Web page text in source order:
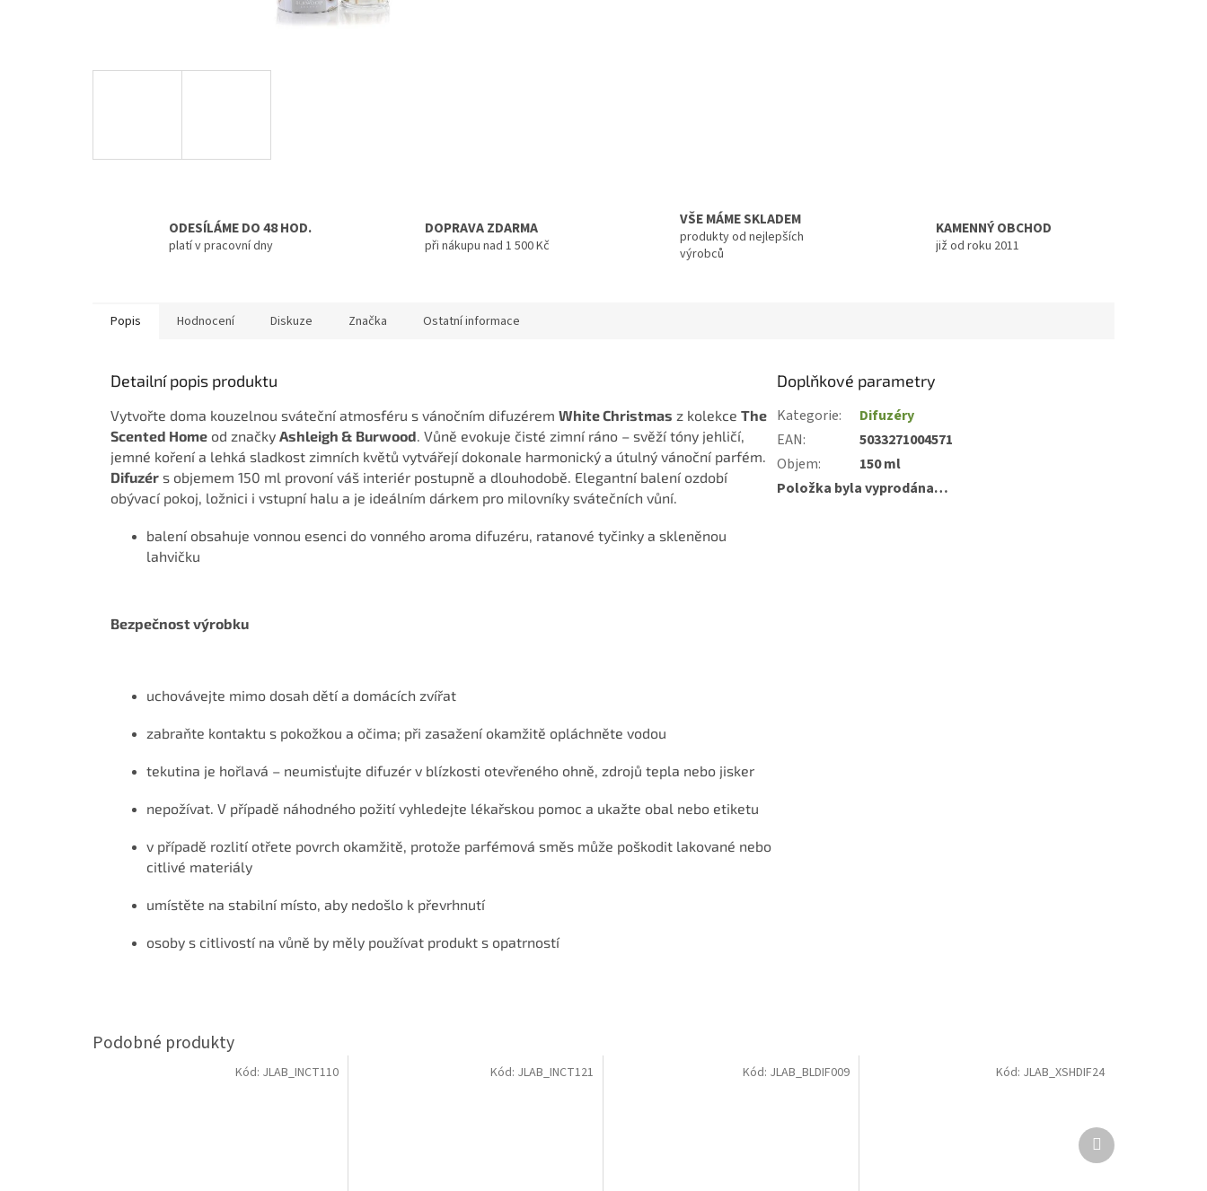
ODESÍLÁME DO 48 HOD.
platí v pracovní dny
DOPRAVA ZDARMA
při nákupu nad 1 500 Kč
VŠE MÁME SKLADEM
produkty od nejlepších
výrobců
KAMENNÝ OBCHOD
již od roku 2011
Popis Hodnocení Diskuze Značka Ostatní informace
Detailní popis produktu
Vytvořte doma kouzelnou sváteční atmosféru s vánočním difuzérem White Christmas z kolekce The
Scented Home od značky Ashleigh & Burwood . Vůně evokuje čisté zimní ráno – svěží tóny jehličí,
jemné koření a lehká sladkost zimních květů vytvářejí dokonale harmonický a útulný vánoční parfém.
Difuzér s objemem 150 ml provoní váš interiér postupně a dlouhodobě. Elegantní balení ozdobí
obývací pokoj, ložnici i vstupní halu a je ideálním dárkem pro milovníky svátečních vůní.
balení obsahuje vonnou esenci do vonného aroma difuzéru, ratanové tyčinky a skleněnou
lahvičku
Bezpečnost výrobku
uchovávejte mimo dosah dětí a domácích zvířat
zabraňte kontaktu s pokožkou a očima; při zasažení okamžitě opláchněte vodou
tekutina je hořlavá – neumisťujte difuzér v blízkosti otevřeného ohně, zdrojů tepla nebo jisker
nepožívat. V případě náhodného požití vyhledejte lékařskou pomoc a ukažte obal nebo etiketu
v případě rozlití otřete povrch okamžitě, protože parfémová směs může poškodit lakované nebo
citlivé materiály
umístěte na stabilní místo, aby nedošlo k převrhnutí
osoby s citlivostí na vůně by měly používat produkt s opatrností
Doplňkové parametry
Kategorie:
Difuzéry
EAN:
5033271004571
Objem:
150 ml
Položka byla vyprodána…
Kód: JLAB_INCT110 Kód: JLAB_INCT121 Kód: JLAB_BLDIF009 Kód: JLAB_XSHDIF24
Další
produkt